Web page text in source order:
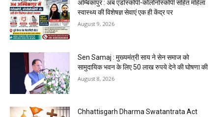
अम्बिकापुर : अब एंडोस्कोपी-कोलोनोस्कोपी सहित महिला
स्वास्थ्य की विशेषज्ञ सेवाएं एक ही केंद्र पर
August 9, 2026
Sen Samaj : मुख्यमंत्री साय ने सेन समाज को
सामुदायिक भवन के लिए 50 लाख रुपये देने की घोषणा की
August 8, 2026
Chhattisgarh Dharma Swatantrata Act